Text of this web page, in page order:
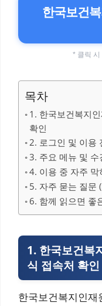
한국보건
* 클릭 시
목차
1. 한국보건복지
확인
2. 로그인 및 이용
3. 주요 메뉴 및 수
4. 이용 중 자주 막
5. 자주 묻는 질문
6. 함께 읽으면 좋
1. 한국보건복
식 접속처 확인
한국보건복지인재